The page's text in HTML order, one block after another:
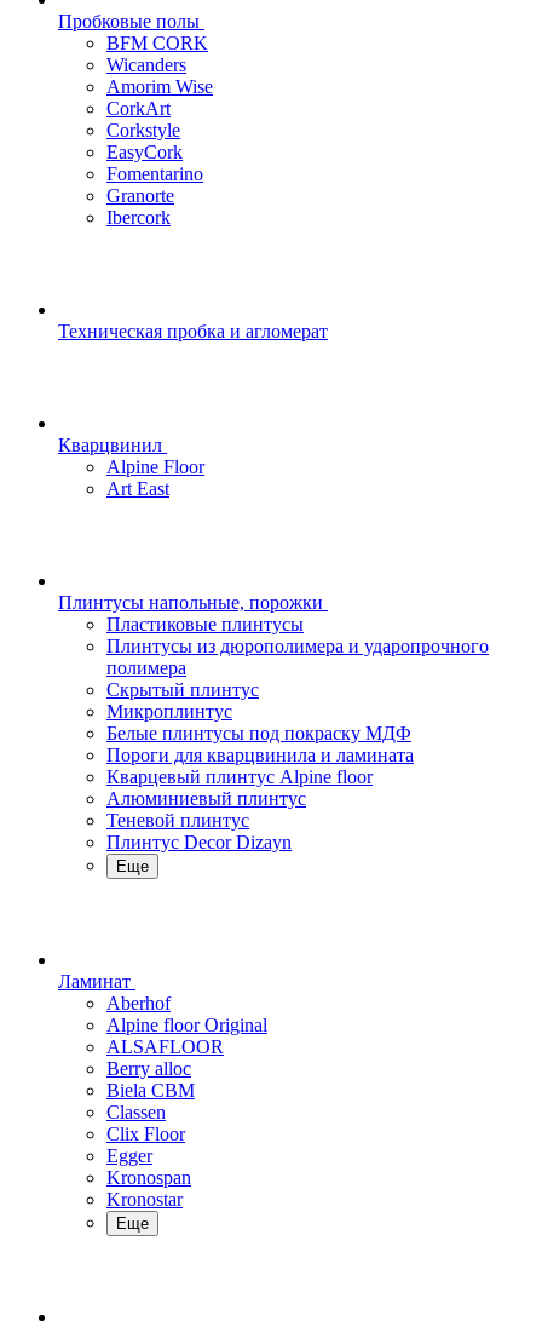
Пробковые полы
BFM CORK
Wicanders
Amorim Wise
CorkArt
Corkstyle
EasyCork
Fomentarino
Granorte
Ibercork
Техническая пробка и агломерат
Кварцвинил
Alpine Floor
Art East
Плинтусы напольные, порожки
Пластиковые плинтусы
Плинтусы из дюрополимера и ударопрочного
полимера
Скрытый плинтус
Микроплинтус
Белые плинтусы под покраску МДФ
Пороги для кварцвинила и ламината
Кварцевый плинтус Alpine floor
Алюминиевый плинтус
Теневой плинтус
Плинтус Decor Dizayn
Еще
Ламинат
Aberhof
Alpine floor Original
ALSAFLOOR
Berry alloc
Biela CBM
Classen
Clix Floor
Egger
Kronospan
Kronostar
Еще